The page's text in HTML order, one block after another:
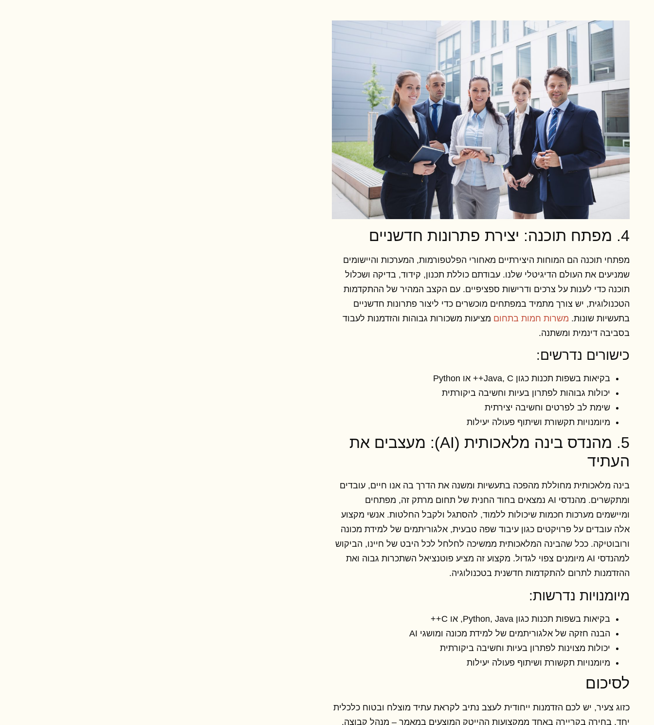
4. מפתח תוכנה: יצירת פתרונות חדשניים
מפתחי תוכנה הם המוחות היצירתיים מאחורי הפלטפורמות, המערכות והיישומים
שמניעים את העולם הדיגיטלי שלנו. עבודתם כוללת תכנון, קידוד, בדיקה ושכלול
תוכנה כדי לענות על צרכים ודרישות ספציפיים. עם הקצב המהיר של ההתקדמות
הטכנולוגית, יש צורך מתמיד במפתחים מוכשרים כדי ליצור פתרונות חדשניים
בתעשיות שונות. משרות חמות בתחום מציעות משכורות גבוהות והזדמנות לעבוד
בסביבה דינמית ומשתנה.
כישורים נדרשים:
בקיאות בשפות תכנות כגון Java, C++ או Python
יכולות גבוהות לפתרון בעיות וחשיבה ביקורתית
שימת לב לפרטים וחשיבה יצירתית
מיומנויות תקשורת ושיתוף פעולה יעילות
5. מהנדס בינה מלאכותית (AI): מעצבים את
העתיד
בינה מלאכותית מחוללת מהפכה בתעשיות ומשנה את הדרך בה אנו חיים, עובדים
ומתקשרים. מהנדסי AI נמצאים בחוד החנית של תחום מרתק זה, מפתחים
ומיישמים מערכות חכמות שיכולות ללמוד, להסתגל ולקבל החלטות. אנשי מקצוע
אלה עובדים על פרויקטים כגון עיבוד שפה טבעית, אלגוריתמים של למידת מכונה
ורובוטיקה. ככל שהבינה המלאכותית ממשיכה לחלחל לכל היבט של חיינו, הביקוש
למהנדסי AI מיומנים צפוי לגדול. מקצוע זה מציע פוטנציאל השתכרות גבוה ואת
ההזדמנות לתרום להתקדמות חדשנית בטכנולוגיה.
מיומנויות נדרשות:
בקיאות בשפות תכנות כגון Python, Java, או C++
הבנה חזקה של אלגוריתמים של למידת מכונה ומושגי AI
יכולות מצוינות לפתרון בעיות וחשיבה ביקורתית
מיומנויות תקשורת ושיתוף פעולה יעילות
לסיכום
כזוג צעיר, יש לכם הזדמנות ייחודית לעצב נתיב לקראת עתיד מוצלח ובטוח כלכלית
יחד. בחירה בקריירה באחד ממקצועות ההייטק המוצעים במאמר – מנהל קבוצה,